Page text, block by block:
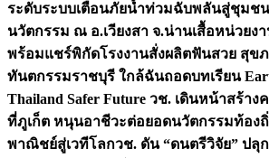
ระดับระบบเตือนภัยน้ำท่วมฉับพลันสู่ชุมช
นวัตกรรม ณ อ.เวียงสา จ.น่านเสื้อหน่วยง
พร้อมแชร์พิกัดโรงงานสั่งผลิตฟันสวย สุข
ทันตกรรมราชบุรี ใกล้ฉันถอดบทเรียน
Thailand Safer Future วช. เดินหน้าสร้าง
ที่ภูเก็ต หนุนอาชีวะต่อยอดนวัตกรรมท้อง
พาณิชย์สู่เวทีโลกวช. ดัน “ดนตรีวิจัย” ปลุ